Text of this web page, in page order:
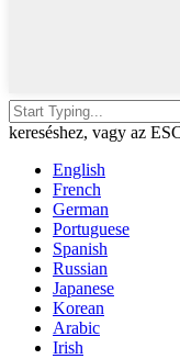
kereséshez, vagy az
English
French
German
Portuguese
Spanish
Russian
Japanese
Korean
Arabic
Irish